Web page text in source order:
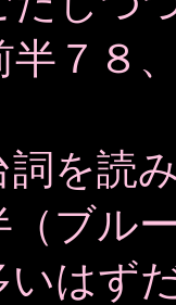
半７８
詞を読
（ブル
いはず